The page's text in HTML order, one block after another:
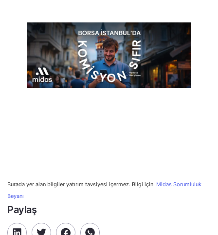
Burada yer alan bilgiler yatırım tavsiyesi içermez. Bilgi için: Midas Sorumluluk
Beyanı
Paylaş